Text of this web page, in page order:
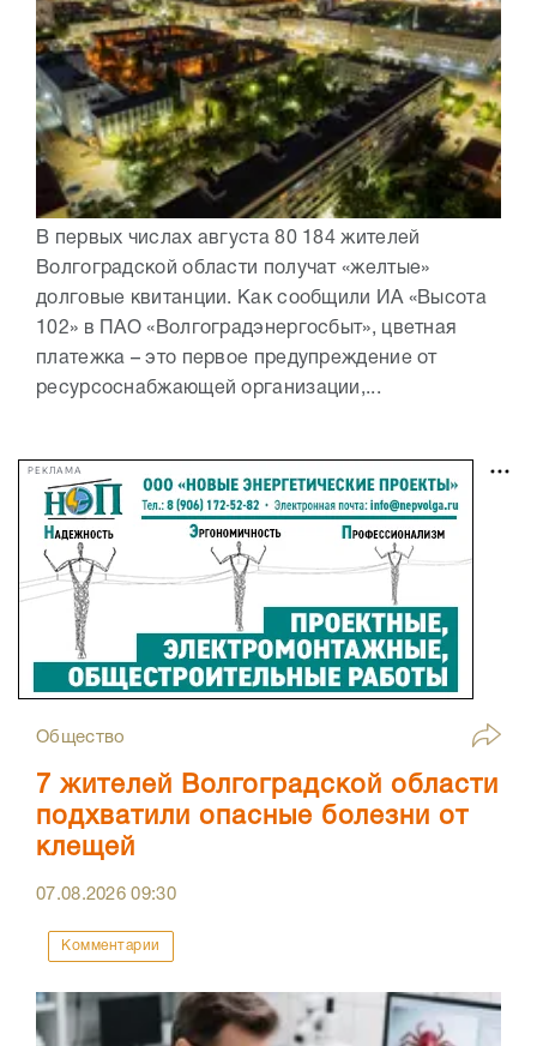
В первых числах августа 80 184 жителей
Волгоградской области получат «желтые»
долговые квитанции. Как сообщили ИА «Высота
102» в ПАО «Волгоградэнергосбыт», цветная
платежка – это первое предупреждение от
ресурсоснабжающей организации,...
РЕКЛАМА
Общество
7 жителей Волгоградской области
подхватили опасные болезни от
клещей
07.08.202609:30
Комментарии